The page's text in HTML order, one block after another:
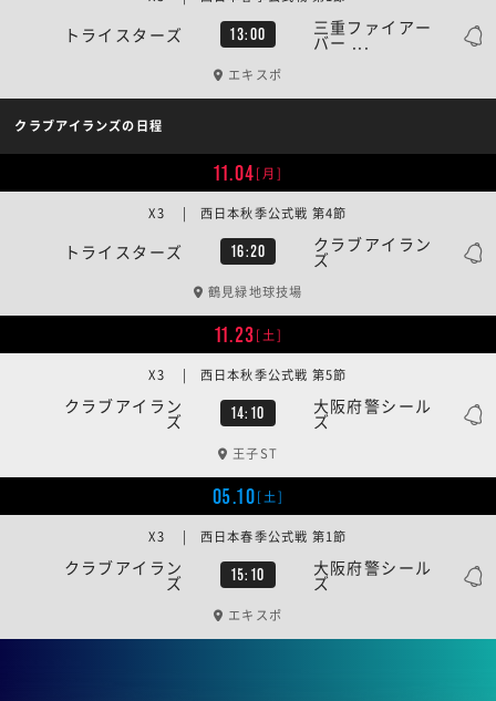
トライスターズ 13:00 三重ファイアー
バー ...
エキスポ
クラブアイランズの日程
11.04[月]
トライスターズ 16:20 クラブアイラン
ズ
X3 | 西日本秋季公式戦 第4節
鶴見緑地球技場
11.23[土]
クラブアイラン
ズ 14:10 大阪府警シール
ズ
X3 | 西日本秋季公式戦 第5節
王子ST
05.10[土]
クラブアイラン
ズ 15:10 大阪府警シール
ズ
X3 | 西日本春季公式戦 第1節
エキスポ